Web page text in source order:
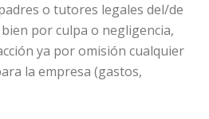
o tutores legales del/de
por culpa o negligencia,
ya por omisión cualquier
la empresa (gastos,